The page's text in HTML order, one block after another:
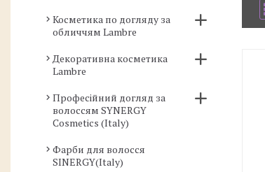
Косметика по догляду за
обличчям Lambre
Декоративна косметика
Lambre
Професійний догляд за
волоссям SYNERGY
Cosmetics (Italy)
Фарби для волосся
SINERGY(Italy)